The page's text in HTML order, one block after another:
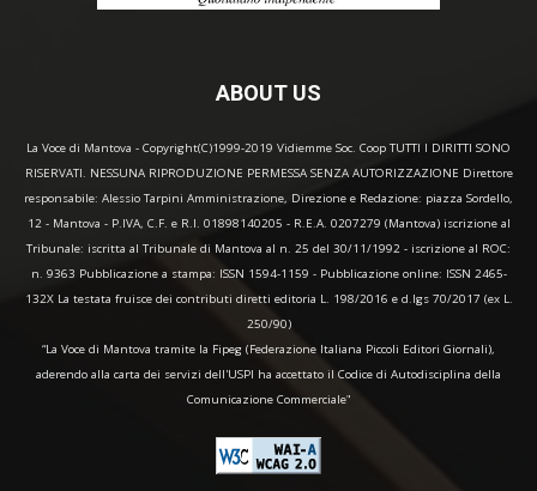
ABOUT US
La Voce di Mantova - Copyright(C)1999-2019 Vidiemme Soc. Coop TUTTI I DIRITTI SONO
RISERVATI. NESSUNA RIPRODUZIONE PERMESSA SENZA AUTORIZZAZIONE Direttore
responsabile: Alessio Tarpini Amministrazione, Direzione e Redazione: piazza Sordello,
12 - Mantova - P.IVA, C.F. e R.I. 01898140205 - R.E.A. 0207279 (Mantova) iscrizione al
Tribunale: iscritta al Tribunale di Mantova al n. 25 del 30/11/1992 - iscrizione al ROC:
n. 9363 Pubblicazione a stampa: ISSN 1594-1159 - Pubblicazione online: ISSN 2465-
132X La testata fruisce dei contributi diretti editoria L. 198/2016 e d.lgs 70/2017 (ex L.
250/90)
“La Voce di Mantova tramite la Fipeg (Federazione Italiana Piccoli Editori Giornali),
aderendo alla carta dei servizi dell'USPI ha accettato il Codice di Autodisciplina della
Comunicazione Commerciale"